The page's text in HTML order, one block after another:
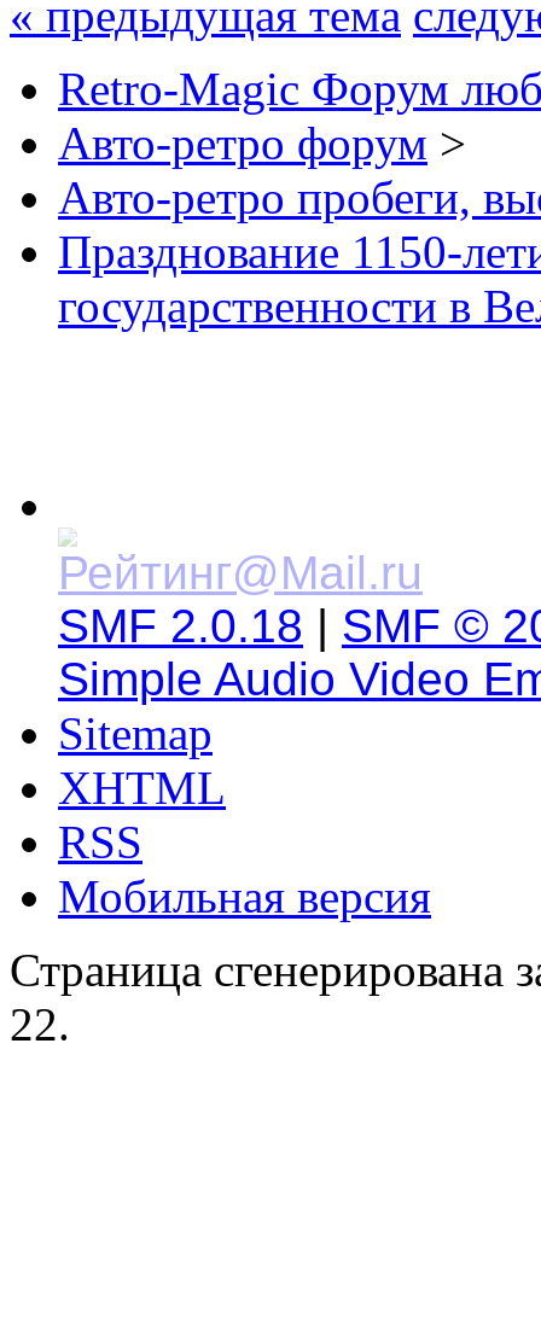
« предыдущая тема
Retro-Magic Форум
Авто-ретро форум >
Авто-ретро пробеги,
Празднование 1150-
государственности в
SMF 2.0.18 | SMF ©
Simple Audio Video
Sitemap
XHTML
RSS
Мобильная версия
Страница сгенерирована
22.